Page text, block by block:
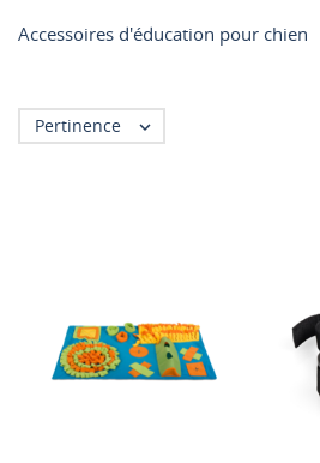
Accessoires d'éducation pour chien
Pertinence 